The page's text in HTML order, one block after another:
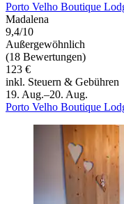
Porto Velho Boutique
Madalena
9,4/10
Außergewöhnlich
(18 Bewertungen)
123 €
inkl. Steuern & Gebühren
19. Aug.–20. Aug.
Porto Velho Boutique